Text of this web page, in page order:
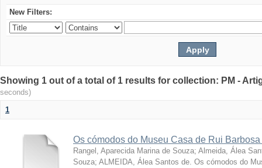
New Filters:
Showing 1 out of a total of 1 results for collection: PM -
seconds)
1
Os cómodos do Museu Casa de Rui
Rangel, Aparecida Marina de Souza; Almeida, Álea
Souza; ALMEIDA, Álea Santos de. Os cómodos do